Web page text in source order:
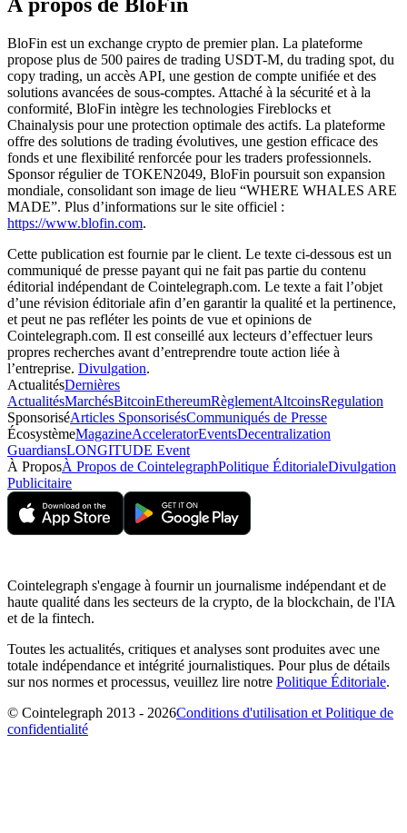
À propos de BloFin
BloFin est un exchange crypto de premier plan. La plateforme
propose plus de 500 paires de trading USDT-M, du trading spot, du
copy trading, un accès API, une gestion de compte unifiée et des
solutions avancées de sous-comptes. Attaché à la sécurité et à la
conformité, BloFin intègre les technologies Fireblocks et
Chainalysis pour une protection optimale des actifs. La plateforme
offre des solutions de trading évolutives, une gestion efficace des
fonds et une flexibilité renforcée pour les traders professionnels.
Sponsor régulier de TOKEN2049, BloFin poursuit son expansion
mondiale, consolidant son image de lieu “WHERE WHALES ARE
MADE”. Plus d’informations sur le site officiel :
https://www.blofin.com.
Cette publication est fournie par le client. Le texte ci-dessous est un
communiqué de presse payant qui ne fait pas partie du contenu
éditorial indépendant de Cointelegraph.com. Le texte a fait l’objet
d’une révision éditoriale afin d’en garantir la qualité et la pertinence,
et peut ne pas refléter les points de vue et opinions de
Cointelegraph.com. Il est conseillé aux lecteurs d’effectuer leurs
propres recherches avant d’entreprendre toute action liée à
l’entreprise. Divulgation.
ActualitésDernières
ActualitésMarchésBitcoinEthereumRèglementAltcoinsRegulation
SponsoriséArticles SponsorisésCommuniqués de Presse
ÉcosystèmeMagazineAcceleratorEventsDecentralization
GuardiansLONGITUDE Event
À ProposÀ Propos de CointelegraphPolitique ÉditorialeDivulgation
Publicitaire
Cointelegraph s'engage à fournir un journalisme indépendant et de
haute qualité dans les secteurs de la crypto, de la blockchain, de l'IA
et de la fintech.
Toutes les actualités, critiques et analyses sont produites avec une
totale indépendance et intégrité journalistiques. Pour plus de détails
sur nos normes et processus, veuillez lire notre Politique Éditoriale.
© Cointelegraph 2013 - 2026Conditions d'utilisation et Politique de
confidentialité